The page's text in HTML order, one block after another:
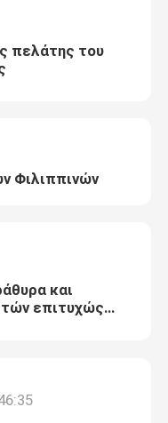
πελάτης του
Φιλιππινών
και
επιτυχώς